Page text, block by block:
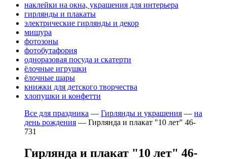
наклейки на окна, украшения для интерьера
гирлянды и плакаты
электрические гирлянды и декор
мишура
фотозоны
фотобутафория
одноразовая посуда и скатерти
ёлочные игрушки
ёлочные шары
книжки для детского творчества
хлопушки и конфетти
Все для праздника — Гирлянды и украшения — на
день рождения — Гирлянда и плакат "10 лет" 46-
731
Гирлянда и плакат "10 лет" 46-